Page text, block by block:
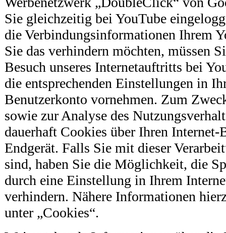
Sie gleichzeitig bei YouTube
die Verbindungsinformationen Ihrem
Sie das verhindern möchten, müssen
Besuch unseres Internetauftritts bei
die entsprechenden Einstellungen in
Benutzerkonto vornehmen. Zum
sowie zur Analyse des
dauerhaft Cookies über Ihren
Endgerät. Falls Sie mit dieser
sind, haben Sie die Möglichkeit, die
durch eine Einstellung in Ihrem
verhindern. Nähere Informationen
unter „Cookies“.